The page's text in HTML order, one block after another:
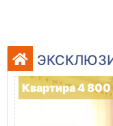
Квартира 4